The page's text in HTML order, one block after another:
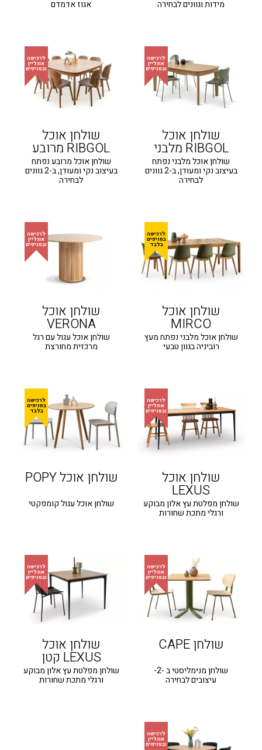
מידות וגוונים לבחירה אגוז אדמדם
שולחן אוכל
RIBGOL מלבני
שולחן אוכל מלבני נפתח
בעיצוב נקי ומעודן, ב-2 גוונים
לבחירה
שולחן אוכל
RIBGOL מרובע
שולחן אוכל מרובע נפתח
בעיצוב נקי ומעודן, ב-2 גוונים
לבחירה
שולחן אוכל
MIRCO
שולחן אוכל מלבני נפתח מעץ
רוביניה בגוון טבעי
שולחן אוכל
VERONA
שולחן אוכל עגול עם רגל
מרכזית מחורצת
שולחן אוכל
LEXUS
שולחן מפלטת עץ אלון מבוקע
ורגלי מתכת שחורות
שולחן אוכל POPY
שולחן אוכל עגול קומפקטי
שולחן CAPE
שולחן מנימליסטי ב -2-
עיצובים לבחירה
שולחן אוכל
LEXUS קטן
שולחן מפלטת עץ אלון מבוקע
ורגלי מתכת שחורות